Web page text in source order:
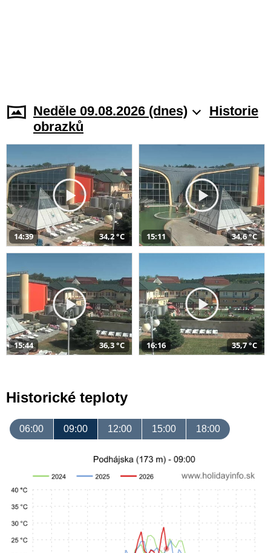
Neděle 09.08.2026 (dnes)
Historie
obrazků
14:39 34,2 °C 15:11 34,6 °C
15:44 36,3 °C 16:16 35,7 °C
Historické teploty
06:00 09:00 12:00 15:00 18:00